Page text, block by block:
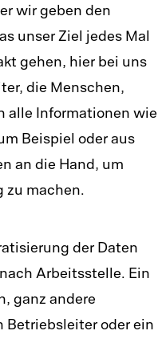
wir geben den
unser Ziel jedes Mal
gehen, hier bei uns
die Menschen,
alle Informationen wie
Beispiel oder aus
an die Hand, um
zu machen.
der Daten
Arbeitsstelle. Ein
ganz andere
Betriebsleiter oder ein